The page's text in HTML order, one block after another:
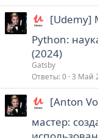
[Udemy]
Python:
(2024)
Gatsby
Ответы 0 3 Май
[Anton
мастер: